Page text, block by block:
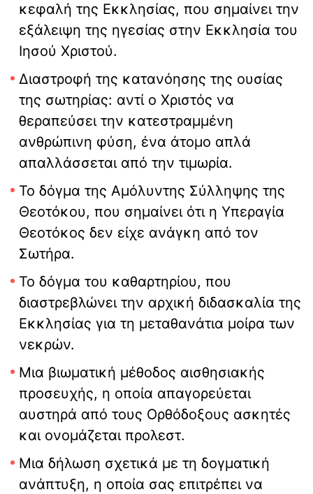
κεφαλή της Εκκλησίας, που σημαίνει την
εξάλειψη της ηγεσίας στην Εκκλησία του
Ιησού Χριστού.
Διαστροφή της κατανόησης της ουσίας
της σωτηρίας: αντί ο Χριστός να
θεραπεύσει την κατεστραμμένη
ανθρώπινη φύση, ένα άτομο απλά
απαλλάσσεται από την τιμωρία.
Το δόγμα της Αμόλυντης Σύλληψης της
Θεοτόκου, που σημαίνει ότι η Υπεραγία
Θεοτόκος δεν είχε ανάγκη από τον
Σωτήρα.
Το δόγμα του καθαρτηρίου, που
διαστρεβλώνει την αρχική διδασκαλία της
Εκκλησίας για τη μεταθανάτια μοίρα των
νεκρών.
Μια βιωματική μέθοδος αισθησιακής
προσευχής, η οποία απαγορεύεται
αυστηρά από τους Ορθόδοξους ασκητές
και ονομάζεται προλεστ.
Μια δήλωση σχετικά με τη δογματική
ανάπτυξη, η οποία σας επιτρέπει να